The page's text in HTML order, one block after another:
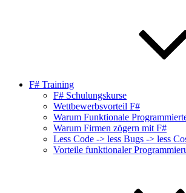
F# Training
F# Schulungskurse
Wettbewerbsvorteil F#
Warum Funktionale
Warum Firmen zögern mit F#
Less Code -> less Bugs -> less
Vorteile funktionaler